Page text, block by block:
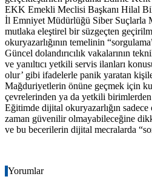
EKK Emekli Meclisi Başkanı Hilal
İl Emniyet Müdürlüğü Siber Suçlarla
mutlaka eleştirel bir süzgeçten
okuryazarlığının temelinin
Güncel dolandırıcılık vakalarının
ve yanıltıcı yetkili servis ilanları
olur’ gibi ifadelerle panik yaratan
Mağduriyetlerin önüne geçmek için
çevrelerinden ya da yetkili birimlerden
Eğitimde dijital okuryazarlığın
zaman güvenilir olmayabileceğine
ve bu becerilerin dijital mecralarda
Yorumlar